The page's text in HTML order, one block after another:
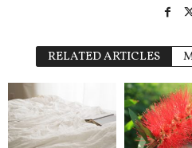
RELATED ARTICLES